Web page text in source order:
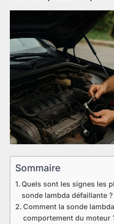
Sommaire
Quels sont les signes les
sonde lambda défaillante ?
Comment la sonde
comportement du moteur